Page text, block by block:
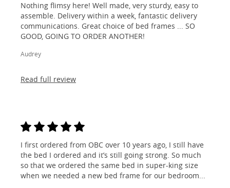
Nothing flimsy here! Well made, very sturdy, easy to
assemble. Delivery within a week, fantastic delivery
communications. Great choice of bed frames ... SO
GOOD, GOING TO ORDER ANOTHER!
Audrey
Read full review
I first ordered from OBC over 10 years ago, I still have
the bed I ordered and it’s still going strong. So much
so that we ordered the same bed in super-king size
when we needed a new bed frame for our bedroom...